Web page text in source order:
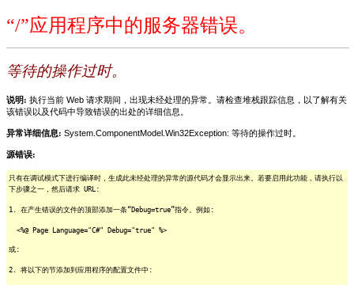
“/”应用程序中的服务器错误。
等待的操作过时。
说明: 执行当前 Web 请求期间，出现未经处理的异常。请检查堆栈跟踪信息，以了解有关
该错误以及代码中导致错误的出处的详细信息。
异常详细信息: System.ComponentModel.Win32Exception: 等待的操作过时。
源错误:
只有在调试模式下进行编译时，生成此未经处理的异常的源代码才会显示出来。若要启用此功能，请执行以
下步骤之一，然后请求 URL:
1. 在产生错误的文件的顶部添加一条“Debug=true”指令。例如:
<%@ Page Language="C#" Debug="true" %>
或:
2. 将以下的节添加到应用程序的配置文件中: